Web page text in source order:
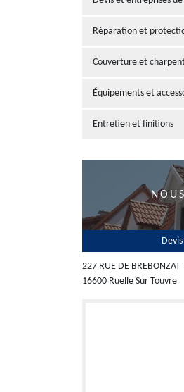
Réparation et
Couverture et
Équipements et
Entretien et finitions
227 RUE DE BREBONZAT
16600 Ruelle Sur Touvre